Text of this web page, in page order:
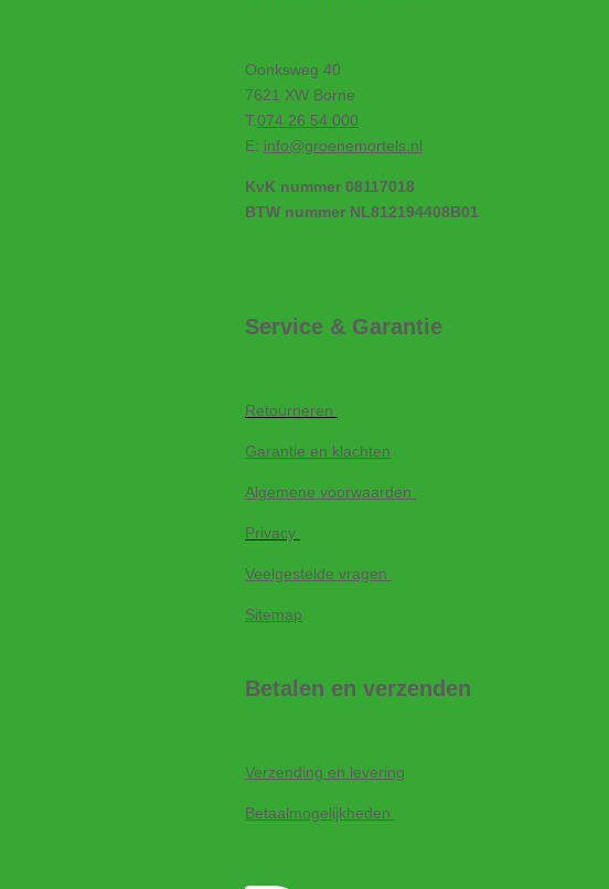
Oonksweg 40
7621 XW Borne
T.074 26 54 000
E: info@groenemortels.nl
KvK nummer 08117018
BTW nummer NL812194408B01
Service & Garantie
Retourneren
Garantie en klachten
Algemene voorwaarden
Privacy
Veelgestelde vragen
Sitemap
Betalen en verzenden
Verzending en levering
Betaalmogelijkheden